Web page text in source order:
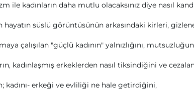
ile kadınların daha mutlu olacaksınız diye nasıl
hayatın süslü görüntüsünün arkasındaki kirleri,
çalışılan "güçlü kadının" yalnızlığını,
kadınlaşmış erkeklerden nasıl tiksindiğini ve
kadını- erkeği ve evliliği ne hale getirdiğini,